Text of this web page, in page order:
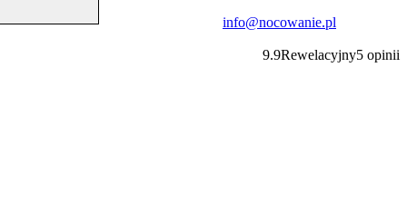
info@nocowanie.pl
9.9Rewelacyjny5 opinii